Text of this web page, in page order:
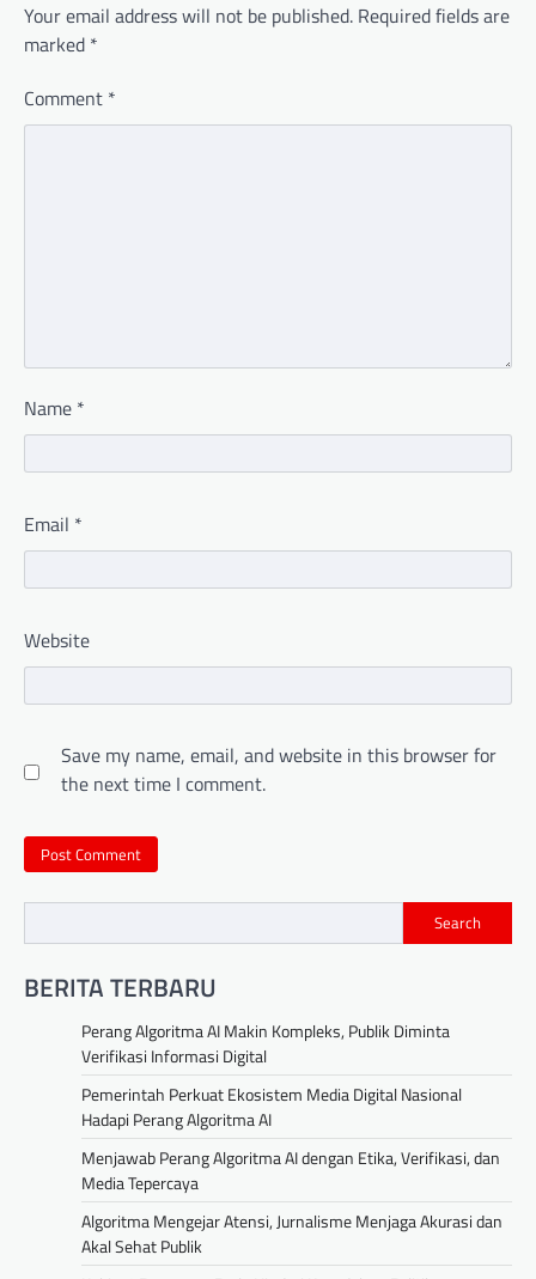
Your email address will not be published. Required fields are
marked *
Comment *
Name *
Email *
Website
Save my name, email, and website in this browser for
the next time I comment.
Search
BERITA TERBARU
Perang Algoritma AI Makin Kompleks, Publik Diminta
Verifikasi Informasi Digital
Pemerintah Perkuat Ekosistem Media Digital Nasional
Hadapi Perang Algoritma AI
Menjawab Perang Algoritma AI dengan Etika, Verifikasi, dan
Media Tepercaya
Algoritma Mengejar Atensi, Jurnalisme Menjaga Akurasi dan
Akal Sehat Publik